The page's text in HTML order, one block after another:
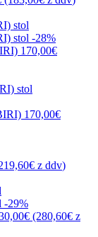
-28%
170,00€
170,00€
z ddv)
-29%
(280,60€ z